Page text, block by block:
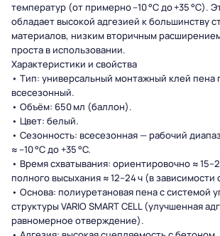
температур (от примерно –10 °C до +35 °C).
обладает высокой адгезией к большинству
материалов, низким вторичным
проста в использовании.
Характеристики и свойства
• Тип: универсальный монтажный клей пена
всесезонный.
• Объём: 650 мл (баллон).
• Цвет: белый.
• Сезонность: всесезонная — рабочий
≈ –10 °C до +35 °C.
• Время схватывания: ориентировочно ≈
полного высыхания ≈ 12–24 ч (в зависимости
• Основа: полиуретановая пена с системой
структуры VARIO SMART CELL (улучшенная
равномерное отверждение).